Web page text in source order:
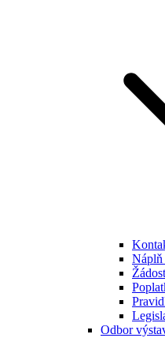
Náplň
Odbor